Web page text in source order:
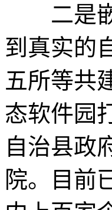
二是嵌
到真实的
五所等共
态软件园
自治县政
院。目前